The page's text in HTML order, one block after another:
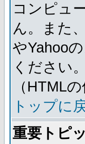
コンピュ
ん。また
やYahoo
ください
（HTML
トップに
重要トピ